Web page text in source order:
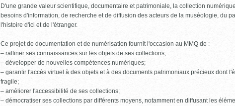
D'une grande valeur scientifique, documentaire et patrimoniale, la collection
besoins d'information, de recherche et de diffusion des acteurs de la muséologie, du
l'histoire d'ici et de l'étranger.
Ce projet de documentation et de numérisation fournit l'occasion au MMQ de :
– raffiner ses connaissances sur les objets de ses collections;
– développer de nouvelles compétences numériques;
– garantir l'accès virtuel à des objets et à des documents patrimoniaux précieux dont
fragile;
– améliorer l'accessibilité de ses collections;
– démocratiser ses collections par différents moyens, notamment en diffusant les